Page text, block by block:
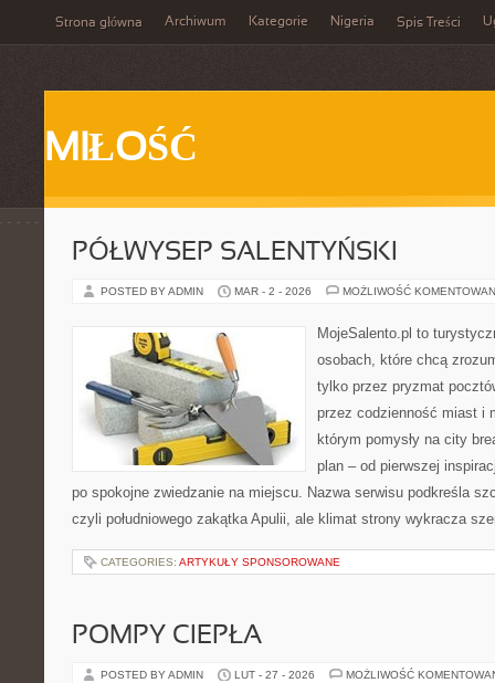
Strona główna Archiwum Kategorie Nigeria Spis Treści
MIŁOŚĆ
PÓŁWYSEP SALENTYŃSKI
POSTED BY ADMIN MAR - 2 - 2026 MOŻLIWOŚĆ
MojeSalento.pl to
osobach, które chcą
tylko przez pryzmat
przez codzienność miast i
którym pomysły na city
plan – od pierwszej
po spokojne zwiedzanie na miejscu. Nazwa serwisu podkreśla
czyli południowego zakątka Apulii, ale klimat strony wykracza
CATEGORIES: ARTYKUŁY SPONSOROWANE
POMPY CIEPŁA
POSTED BY ADMIN LUT - 27 - 2026 MOŻLIWOŚĆ